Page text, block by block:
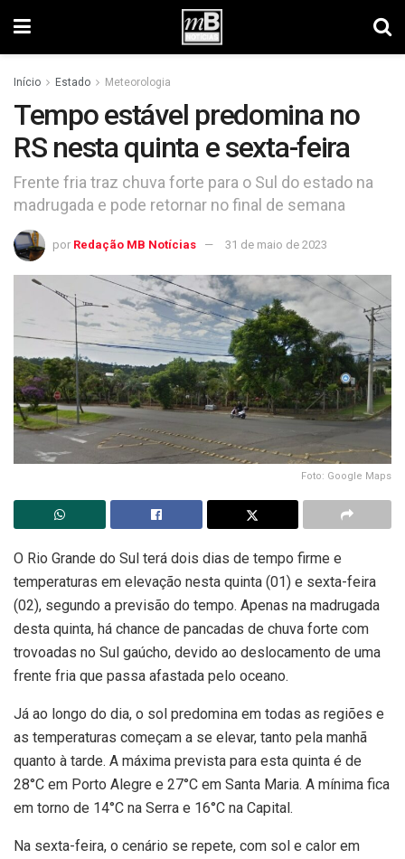
Início Estado Meteorologia
Tempo estável predomina no
RS nesta quinta e sexta-feira
Frente fria traz chuva forte para o Sul do estado na
madrugada e pode retornar no final de semana
por Redação MB Notícias 31 de maio de 2023
Foto: Google Maps
O Rio Grande do Sul terá dois dias de tempo firme e
temperaturas em elevação nesta quinta (01) e sexta-feira
(02), segundo a previsão do tempo. Apenas na madrugada
desta quinta, há chance de pancadas de chuva forte com
trovoadas no Sul gaúcho, devido ao deslocamento de uma
frente fria que passa afastada pelo oceano.
Já ao longo do dia, o sol predomina em todas as regiões e
as temperaturas começam a se elevar, tanto pela manhã
quanto à tarde. A máxima prevista para esta quinta é de
28°C em Porto Alegre e 27°C em Santa Maria. A mínima fica
em torno de 14°C na Serra e 16°C na Capital.
Na sexta-feira, o cenário se repete, com sol e calor em